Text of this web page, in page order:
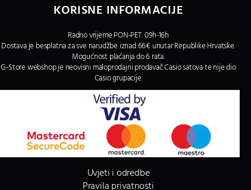
KORISNE INFORMACIJE
Radno vrijeme PON-PET: 09h-16h
Dostava je besplatna za sve narudžbe iznad 66€ unutar Republike Hrvatske.
Mogućnost plaćanja do 6 rata.
G-Store webshop je neovisni maloprodajni prodavač Casio satova te nije dio
Casio grupacije.
Uvjeti i odredbe
Pravila privatnosti